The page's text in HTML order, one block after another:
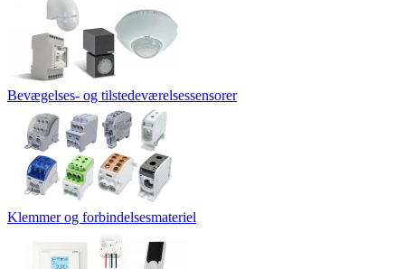
Bevægelses- og tilstedeværelsessensorer
Klemmer og forbindelsesmateriel